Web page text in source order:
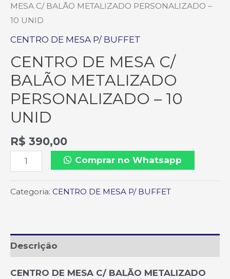
MESA C/ BALÃO METALIZADO PERSONALIZADO –
10 UNID
CENTRO DE MESA P/ BUFFET
CENTRO DE MESA C/
BALÃO METALIZADO
PERSONALIZADO – 10
UNID
R$ 390,00
Comprar no Whatsapp
Categoria: CENTRO DE MESA P/ BUFFET
Descrição
CENTRO DE MESA C/ BALÃO METALIZADO